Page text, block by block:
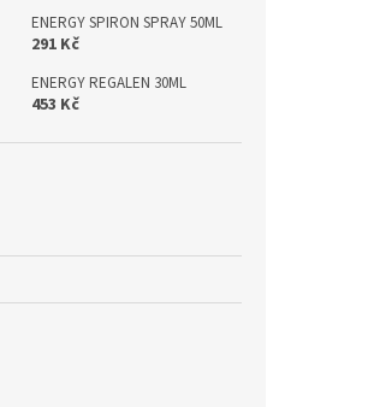
ENERGY SPIRON SPRAY 50ML
291 Kč
ENERGY REGALEN 30ML
453 Kč